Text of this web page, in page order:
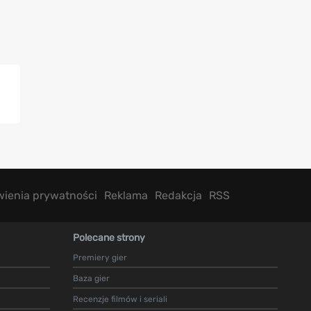
prywatności Reklama Redakcja RSS
Polecane strony
Premiery gier
Baza gier
Recenzje filmów i seriali